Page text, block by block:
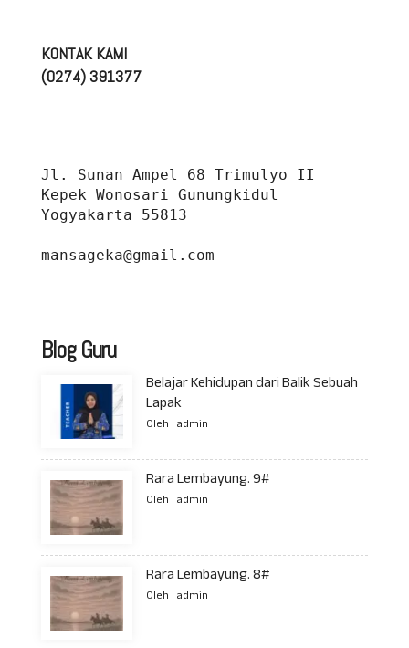
KONTAK KAMI
(0274) 391377
Jl. Sunan Ampel 68 Trimulyo II
Kepek Wonosari Gunungkidul
Yogyakarta 55813
mansageka@gmail.com
Blog Guru
Belajar Kehidupan dari Balik Sebuah
Lapak
Oleh : admin
Rara Lembayung. 9#
Oleh : admin
Rara Lembayung. 8#
Oleh : admin